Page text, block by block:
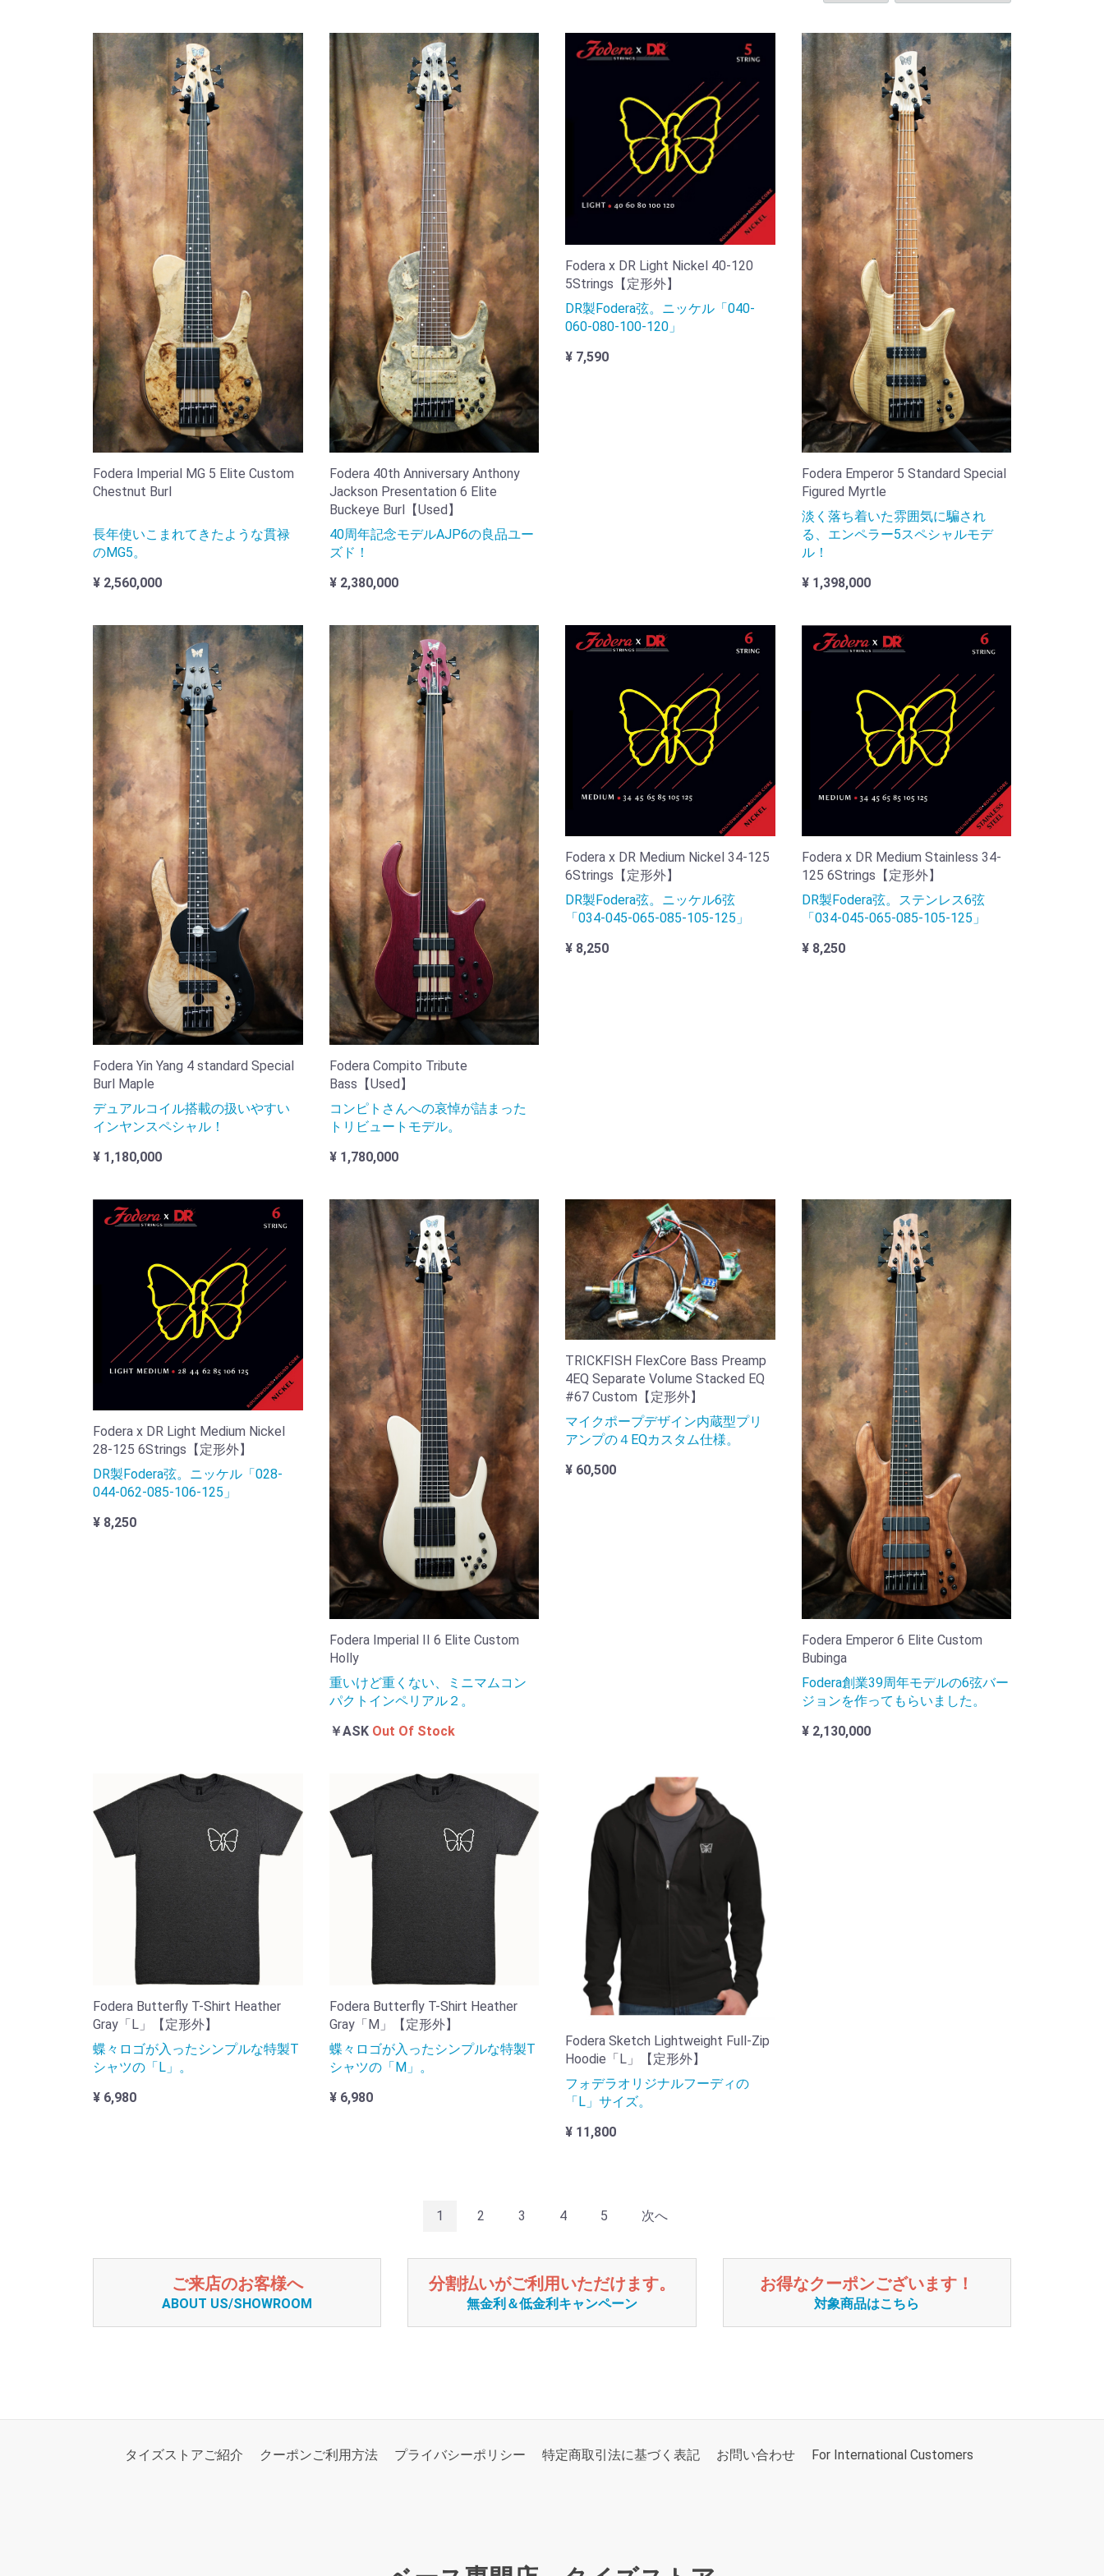
Fodera Imperial MG 5 Elite Custom
Chestnut Burl
長年使いこまれてきたような貫禄
のMG5。
¥ 2,560,000
Fodera 40th Anniversary Anthony
Jackson Presentation 6 Elite
Buckeye Burl【Used】
40周年記念モデルAJP6の良品ユー
ズド！
¥ 2,380,000
Fodera x DR Light Nickel 40-120
5Strings【定形外】
DR製Fodera弦。ニッケル「040-
060-080-100-120」
¥ 7,590
Fodera Emperor 5 Standard Special
Figured Myrtle
淡く落ち着いた雰囲気に騙され
る、エンペラー5スペシャルモデ
ル！
¥ 1,398,000
Fodera Yin Yang 4 standard Special
Burl Maple
デュアルコイル搭載の扱いやすい
インヤンスペシャル！
¥ 1,180,000
Fodera Compito Tribute
Bass【Used】
コンピトさんへの哀悼が詰まった
トリビュートモデル。
¥ 1,780,000
Fodera x DR Medium Nickel 34-125
6Strings【定形外】
DR製Fodera弦。ニッケル6弦
「034-045-065-085-105-125」
¥ 8,250
Fodera x DR Medium Stainless 34-
125 6Strings【定形外】
DR製Fodera弦。ステンレス6弦
「034-045-065-085-105-125」
¥ 8,250
Fodera x DR Light Medium Nickel
28-125 6Strings【定形外】
DR製Fodera弦。ニッケル「028-
044-062-085-106-125」
¥ 8,250
Fodera Imperial II 6 Elite Custom
Holly
重いけど重くない、ミニマムコン
パクトインペリアル２。
￥ASK Out Of Stock
TRICKFISH FlexCore Bass Preamp
4EQ Separate Volume Stacked EQ
#67 Custom【定形外】
マイクポープデザイン内蔵型プリ
アンプの４EQカスタム仕様。
¥ 60,500
Fodera Emperor 6 Elite Custom
Bubinga
Fodera創業39周年モデルの6弦バー
ジョンを作ってもらいました。
¥ 2,130,000
Fodera Butterfly T-Shirt Heather
Gray「L」【定形外】
蝶々ロゴが入ったシンプルな特製T
シャツの「L」。
¥ 6,980
Fodera Butterfly T-Shirt Heather
Gray「M」【定形外】
蝶々ロゴが入ったシンプルな特製T
シャツの「M」。
¥ 6,980
Fodera Sketch Lightweight Full-Zip
Hoodie「L」【定形外】
フォデラオリジナルフーディの
「L」サイズ。
¥ 11,800
1 2 3 4 5 次へ
ご来店のお客様へ
ABOUT US/SHOWROOM
分割払いがご利用いただけます。
無金利＆低金利キャンペーン
お得なクーポンございます！
対象商品はこちら
タイズストアご紹介 クーポンご利用方法 プライバシーポリシー 特定商取引法に基づく表記 お問い合わせ For International Customers